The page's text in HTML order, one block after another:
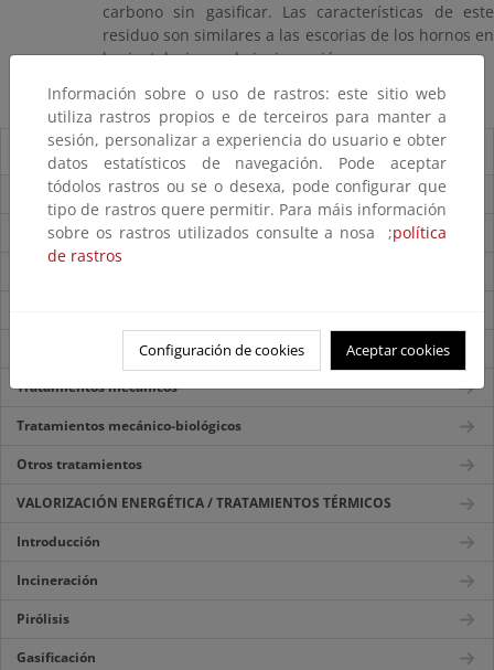
carbono sin gasificar. Las características de este
residuo son similares a las escorias de los hornos en
las instalaciones de incineración.
Sistemas de tratamiento
Introducción
VALORIZACIÓN Y RECICLAJE MATERIAL
Tratamientos biológicos: biometanización
Tratamientos mecánicos
Tratamientos mecánico-biológicos
Otros tratamientos
VALORIZACIÓN ENERGÉTICA / TRATAMIENTOS TÉRMICOS
Introducción
Incineración
Pirólisis
Gasificación
Información sobre o uso de rastros: este sitio web
utiliza rastros propios e de terceiros para manter a
sesión, personalizar a experiencia do usuario e obter
datos estatísticos de navegación. Pode aceptar
tódolos rastros ou se o desexa, pode configurar que
tipo de rastros quere permitir. Para máis información
sobre os rastros utilizados consulte a nosa ;política
de rastros
Configuración de cookies Aceptar cookies